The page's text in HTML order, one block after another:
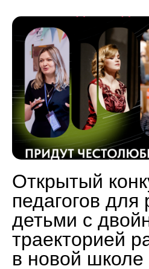
Открытый
педагогов для
детьми с
траекторией
в новой
Официальный сайт школы на
Политика конфиденциальности